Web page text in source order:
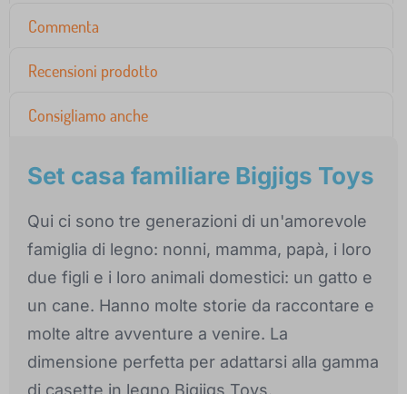
Commenta
Recensioni prodotto
Consigliamo anche
Set casa familiare Bigjigs Toys
Qui ci sono tre generazioni di un'amorevole
famiglia di legno: nonni, mamma, papà, i loro
due figli e i loro animali domestici: un gatto e
un cane. Hanno molte storie da raccontare e
molte altre avventure a venire. La
dimensione perfetta per adattarsi alla gamma
di casette in legno Bigjigs Toys.